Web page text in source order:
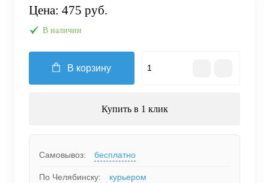
Цена: 475 руб.
В наличии
В корзину
Купить в 1 клик
Самовывоз: бесплатно
По Челябинску: курьером